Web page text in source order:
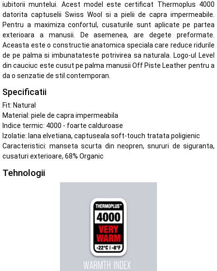
iubitorii muntelui. Acest model este certificat Thermoplus 4000
datorita captuselii Swiss Wool si a pielii de capra impermeabile.
Pentru a maximiza confortul, cusaturile sunt aplicate pe partea
exterioara a manusii. De asemenea, are degete preformate.
Aceasta este o constructie anatomica speciala care reduce ridurile
de pe palma si imbunatateste potrivirea sa naturala. Logo-ul Level
din cauciuc este cusut pe palma manusii Off Piste Leather pentru a
da o senzatie de stil contemporan.
Specificatii
Fit: Natural
Material: piele de capra impermeabila
Indice termic: 4000 - foarte calduroase
Izolatie: lana elvetiana, captuseala soft-touch tratata poligienic
Caracteristici: manseta scurta din neopren, snururi de siguranta,
cusaturi exterioare, 68% Organic
Tehnologii